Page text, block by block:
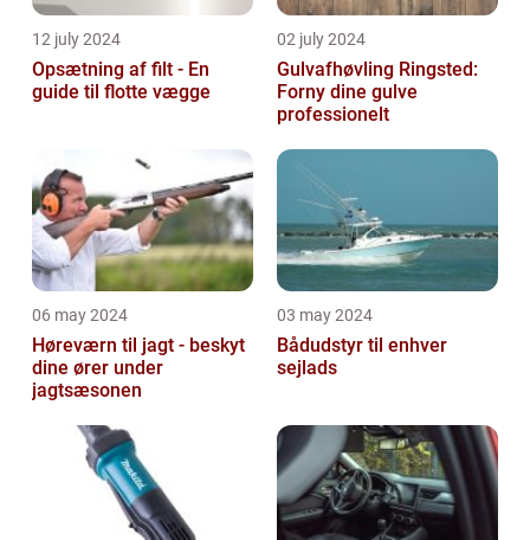
12 july 2024
Opsætning af filt - En
guide til flotte vægge
02 july 2024
Gulvafhøvling Ringsted:
Forny dine gulve
professionelt
06 may 2024
Høreværn til jagt - beskyt
dine ører under
jagtsæsonen
03 may 2024
Bådudstyr til enhver
sejlads